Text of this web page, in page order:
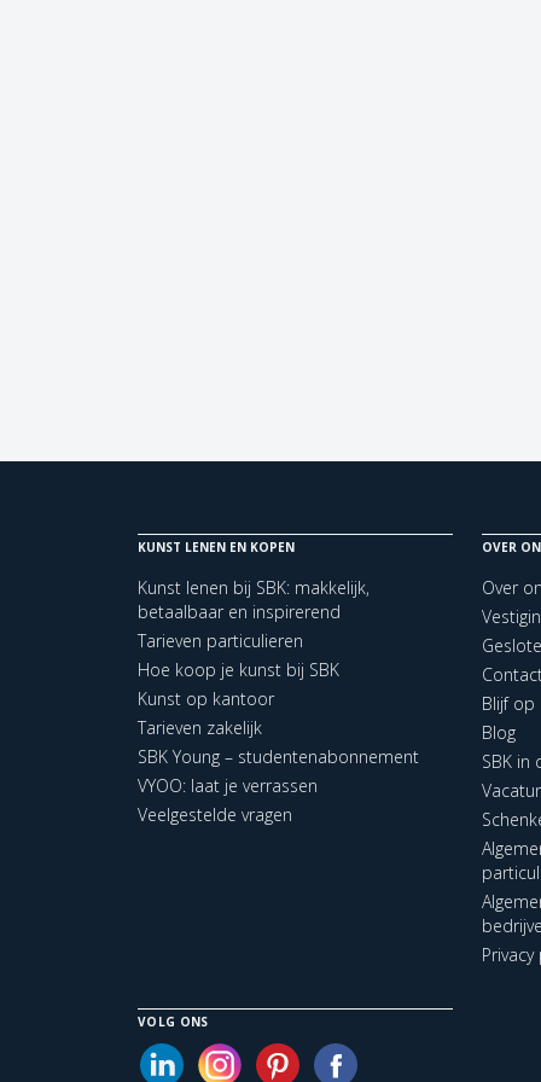
KUNST LENEN EN KOPEN
Kunst lenen bij SBK: makkelijk,
betaalbaar en inspirerend
Tarieven particulieren
Hoe koop je kunst bij SBK
Kunst op kantoor
Tarieven zakelijk
SBK Young – studentenabonnement
VYOO: laat je verrassen
Veelgestelde vragen
OVER
Over
Blijf op
Blog
SBK in
VOLG ONS